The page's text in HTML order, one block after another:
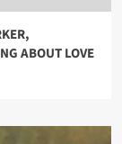
ABOUT LOVE